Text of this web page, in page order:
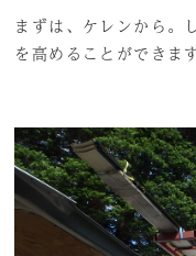
まずは、ケレンから。
を高めることができます